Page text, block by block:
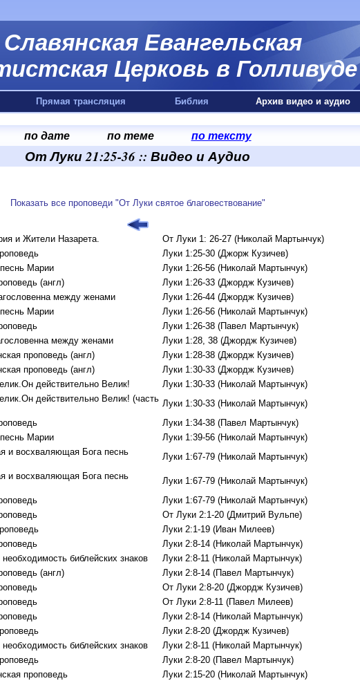
Славянская Евангельская
Церковь в Голливуде
Прямая трансляция Библия Архив видео и аудио
по дате по теме по тексту
От Луки 21:25-36 :: Видео и Аудио
Показать все проповеди "От Луки святое благовествование"
и Жители Назарета.
От Луки 1: 26-27 (Николай Мартынчук)
Луки 1:25-30 (Джорж Кузичев)
Марии
Луки 1:26-56 (Николай Мартынчук)
(англ)
Луки 1:26-33 (Джордж Кузичев)
между женами
Луки 1:26-44 (Джордж Кузичев)
Марии
Луки 1:26-56 (Николай Мартынчук)
Луки 1:26-38 (Павел Мартынчук)
между женами
Луки 1:28, 38 (Джордж Кузичев)
проповедь (англ)
Луки 1:28-38 (Джордж Кузичев)
проповедь (англ)
Луки 1:30-33 (Джордж Кузичев)
действительно Велик!
Луки 1:30-33 (Николай Мартынчук)
действительно Велик! (часть Луки 1:30-33 (Николай Мартынчук)
Луки 1:34-38 (Павел Мартынчук)
Марии
Луки 1:39-56 (Николай Мартынчук)
и восхваляющая Бога песнь
Луки 1:67-79 (Николай Мартынчук)
и восхваляющая Бога песнь
Луки 1:67-79 (Николай Мартынчук)
Луки 1:67-79 (Николай Мартынчук)
От Луки 2:1-20 (Дмитрий Вульпе)
Луки 2:1-19 (Иван Милеев)
Луки 2:8-14 (Николай Мартынчук)
библейских знаков
Луки 2:8-11 (Николай Мартынчук)
(англ)
Луки 2:8-14 (Павел Мартынчук)
От Луки 2:8-20 (Джордж Кузичев)
От Луки 2:8-11 (Павел Милеев)
Луки 2:8-14 (Николай Мартынчук)
Луки 2:8-20 (Джордж Кузичев)
библейских знаков
Луки 2:8-11 (Николай Мартынчук)
Луки 2:8-20 (Павел Мартынчук)
проповедь
Луки 2:15-20 (Николай Мартынчук)